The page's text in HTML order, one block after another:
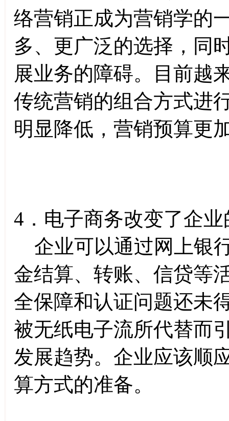
络营销正成为营销学的
多、更广泛的选择，同
展业务的障碍。目前越
传统营销的组合方式进
明显降低，营销预算更
4．电子商务改变了企
企业可以通过网上银
金结算、转账、信贷等
全保障和认证问题还未
被无纸电子流所代替而
发展趋势。企业应该顺
算方式的准备。